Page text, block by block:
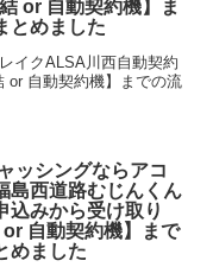
or 自動契約機】ま
とめました
イクALSA川西自動契約
or 自動契約機】までの流
ッシングならアコ
島西道路むじんくん
込みから受け取り
or 自動契約機】まで
めました